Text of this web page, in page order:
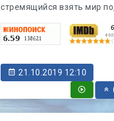
стремящийся взять мир
21.10.2019 12:10